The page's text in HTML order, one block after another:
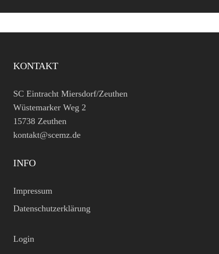
KONTAKT
SC Eintracht Miersdorf/Zeuthen
Wüstemarker Weg 2
15738 Zeuthen
kontakt@scemz.de
INFO
Impressum
Datenschutzerklärung
Login